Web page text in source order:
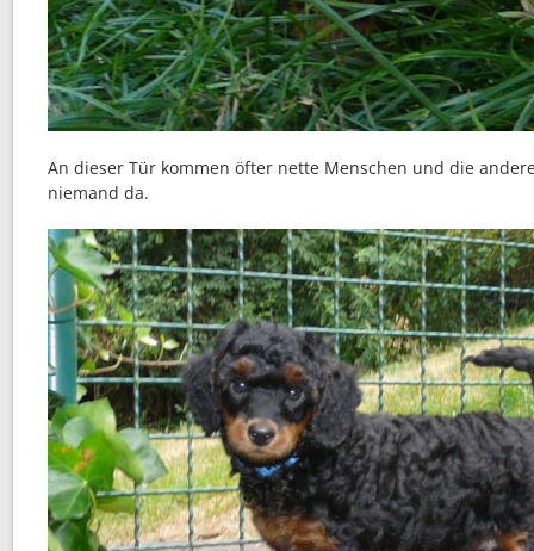
An dieser Tür kommen öfter nette Menschen und die
niemand da.